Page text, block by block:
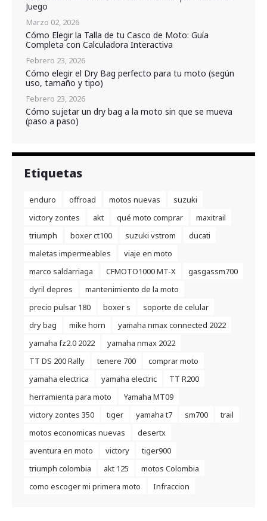
Juego
Marzo 02, 2026
Cómo Elegir la Talla de tu Casco de Moto: Guía
Completa con Calculadora Interactiva
Febrero 23, 2026
Cómo elegir el Dry Bag perfecto para tu moto (según
uso, tamaño y tipo)
Febrero 23, 2026
Cómo sujetar un dry bag a la moto sin que se mueva
(paso a paso)
Etiquetas
enduro offroad motos nuevas
suzuki
victory zontes
akt qué moto comprar
maxitrail
triumph
boxer ct100 suzuki vstrom
ducati
maletas impermeables
viaje en moto
marco saldarriaga
CFMOTO1000 MT-X
gasgassm700
dyril depres
mantenimiento de la moto
precio pulsar 180
boxer s
soporte de celular
dry bag
mike horn
yamaha nmax connected 2022
yamaha fz2.0 2022
yamaha nmax 2022
TT DS 200 Rally
tenere 700
comprar moto
yamaha electrica
yamaha electric
TT R200
herramienta para moto
Yamaha MT09
victory zontes 350
tiger yamaha t7 sm700
trail
motos economicas nuevas
desertx
aventura en moto
victory
tiger900
triumph colombia
akt 125
motos Colombia
como escoger mi primera moto
Infraccion